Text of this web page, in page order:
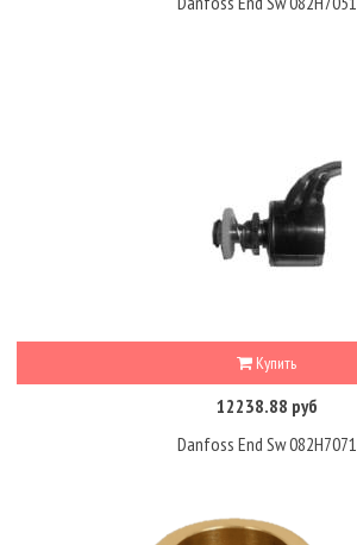
Купить
12238.88 руб
Danfoss End Sw 082H7071